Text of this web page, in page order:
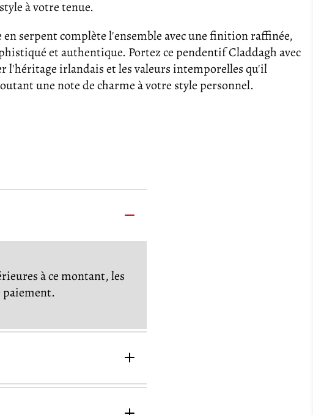
à votre tenue.
en serpent complète l'ensemble avec une finition raffinée,
et authentique. Portez ce pendentif Claddagh avec
l'héritage irlandais et les valeurs intemporelles qu'il
une note de charme à votre style personnel.
à ce montant, les
paiement.